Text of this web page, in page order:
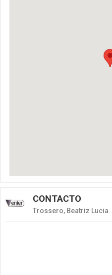
CONTACTO
Trossero, Beatriz Lucia